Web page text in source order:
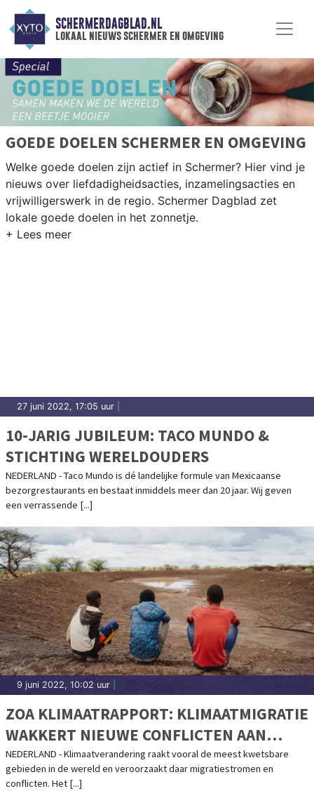
SCHERMERDAGBLAD.NL
lokaal nieuws schermer en omgeving
GOEDE DOELEN SCHERMER EN OMGEVING
Welke goede doelen zijn actief in Schermer? Hier vind je
nieuws over liefdadigheidsacties, inzamelingsacties en
vrijwilligerswerk in de regio. Schermer Dagblad zet
lokale goede doelen in het zonnetje.
27 juni 2022, 17:05 uur
10-JARIG JUBILEUM: TACO MUNDO &
STICHTING WERELDOUDERS
NEDERLAND - Taco Mundo is dé landelijke formule van Mexicaanse
bezorgrestaurants en bestaat inmiddels meer dan 20 jaar. Wij geven
een verrassende [...]
9 juni 2022, 10:02 uur
ZOA KLIMAATRAPPORT: KLIMAATMIGRATIE
WAKKERT NIEUWE CONFLICTEN AAN
“MAAK MENSEN KLIMAATWEERBAAR OM
SPIRAAL TE DOORBREKEN”
NEDERLAND - Klimaatverandering raakt vooral de meest kwetsbare
gebieden in de wereld en veroorzaakt daar migratiestromen en
conflicten. Het [...]